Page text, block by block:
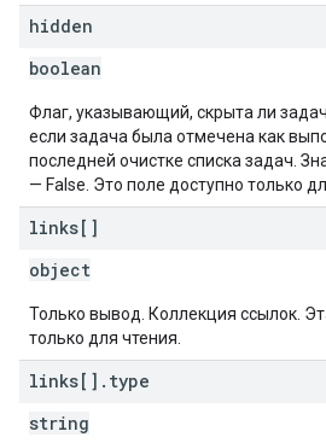
hidden
boolean
Флаг, указывающий, скрыта ли
если задача была отмечена как
последней очистке списка задач.
— False. Это поле доступно только
links[]
object
Только вывод. Коллекция ссылок.
только для чтения.
links[] . type
string